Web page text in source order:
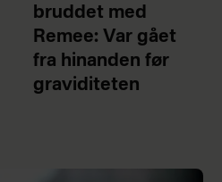
bruddet med
Remee: Var gået
fra hinanden før
graviditeten